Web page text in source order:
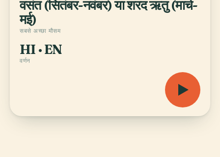
वसंत (सितंबर-नवंबर) या शरद ऋतु (मार्च-
मई)
सबसे अच्छा मौसम
HI · EN
वर्णन